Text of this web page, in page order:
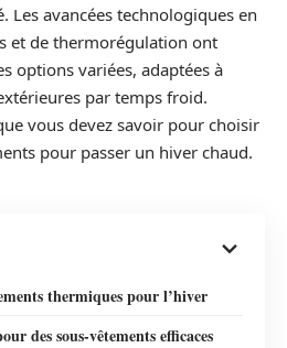
Les avancées technologiques en
et de thermorégulation ont
options variées, adaptées à
par temps froid.
vous devez savoir pour choisir
pour passer un hiver chaud.
thermiques pour l’hiver
des sous-vêtements efficaces